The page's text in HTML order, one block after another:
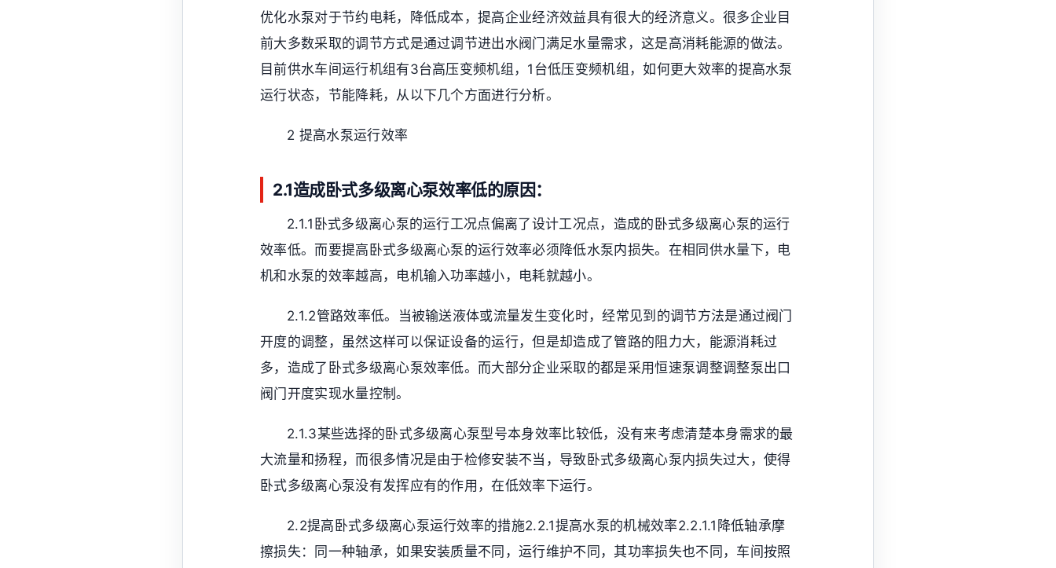
优化水泵对于节约电耗，降低成本，提高企业经济效益具有很大的经济意义。很多企业目
前大多数采取的调节方式是通过调节进出水阀门满足水量需求，这是高消耗能源的做法。
目前供水车间运行机组有3台高压变频机组，1台低压变频机组，如何更大效率的提高水泵
运行状态，节能降耗，从以下几个方面进行分析。
2 提高水泵运行效率
2.1造成卧式多级离心泵效率低的原因：
2.1.1卧式多级离心泵的运行工况点偏离了设计工况点，造成的卧式多级离心泵的运行
效率低。而要提高卧式多级离心泵的运行效率必须降低水泵内损失。在相同供水量下，电
机和水泵的效率越高，电机输入功率越小，电耗就越小。
2.1.2管路效率低。当被输送液体或流量发生变化时，经常见到的调节方法是通过阀门
开度的调整，虽然这样可以保证设备的运行，但是却造成了管路的阻力大，能源消耗过
多，造成了卧式多级离心泵效率低。而大部分企业采取的都是采用恒速泵调整调整泵出口
阀门开度实现水量控制。
2.1.3某些选择的卧式多级离心泵型号本身效率比较低，没有来考虑清楚本身需求的最
大流量和扬程，而很多情况是由于检修安装不当，导致卧式多级离心泵内损失过大，使得
卧式多级离心泵没有发挥应有的作用，在低效率下运行。
2.2提高卧式多级离心泵运行效率的措施2.2.1提高水泵的机械效率2.2.1.1降低轴承摩
擦损失：同一种轴承，如果安装质量不同，运行维护不同，其功率损失也不同，车间按照